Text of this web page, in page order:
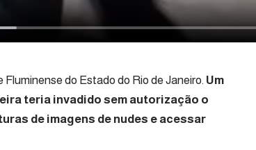
Fluminense do Estado do Rio de Janeiro. Um
teria invadido sem autorização o
de imagens de nudes e acessar